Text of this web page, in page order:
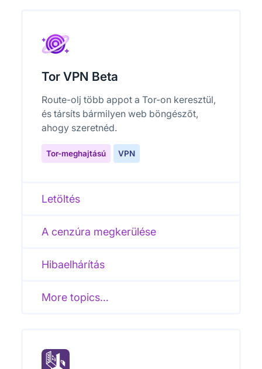
Tor VPN Beta
Route-olj több appot a Tor-on keresztül,
és társíts bármilyen web böngészőt,
ahogy szeretnéd.
Tor-meghajtású VPN
Letöltés
A cenzúra megkerülése
Hibaelhárítás
More topics…